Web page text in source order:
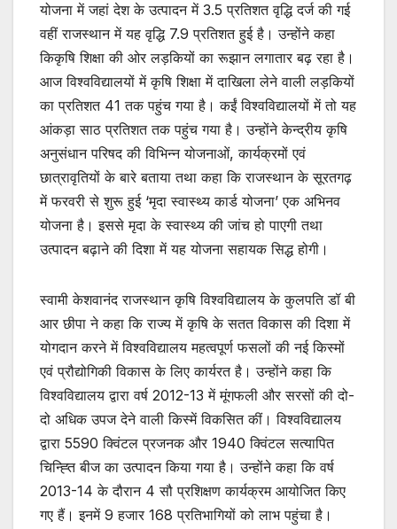
योजना में जहां देश के उत्पादन में 3.5 प्रतिशत वृद्धि दर्ज की गई
वहीं राजस्थान में यह वृद्धि 7.9 प्रतिशत हुई है। उन्होंने कहा
किकृषि शिक्षा की ओर लड़कियों का रूझान लगातार बढ़ रहा है।
आज विश्वविद्यालयों में कृषि शिक्षा में दाखिला लेने वाली लड़कियों
का प्रतिशत 41 तक पहुंच गया है। कईं विश्वविद्यालयों में तो यह
आंकड़ा साठ प्रतिशत तक पहुंच गया है। उन्होंने केन्द्रीय कृषि
अनुसंधान परिषद की विभिन्न योजनाओं, कार्यक्रमों एवं
छात्रावृतियों के बारे बताया तथा कहा कि राजस्थान के सूरतगढ़
में फरवरी से शुरू हुई ‘मृदा स्वास्थ्य कार्ड योजना’ एक अभिनव
योजना है। इससे मृदा के स्वास्थ्य की जांच हो पाएगी तथा
उत्पादन बढ़ाने की दिशा में यह योजना सहायक सिद्ध होगी।
स्वामी केशवानंद राजस्थान कृषि विश्वविद्यालय के कुलपति डॉ बी
आर छीपा ने कहा कि राज्य में कृषि के सतत विकास की दिशा में
योगदान करने में विश्वविद्यालय महत्वपूर्ण फसलों की नई किस्मों
एवं प्रौद्योगिकी विकास के लिए कार्यरत है। उन्होंने कहा कि
विश्वविद्यालय द्वारा वर्ष 2012-13 में मूंगफली और सरसों की दो-
दो अधिक उपज देने वाली किस्में विकसित कीं। विश्वविद्यालय
द्वारा 5590 क्विंटल प्रजनक और 1940 क्विंटल सत्यापित
चिन्ह्ति बीज का उत्पादन किया गया है। उन्होंने कहा कि वर्ष
2013-14 के दौरान 4 सौ प्रशिक्षण कार्यक्रम आयोजित किए
गए हैं। इनमें 9 हजार 168 प्रतिभागियों को लाभ पहुंचा है।